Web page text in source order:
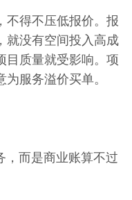
不得不压低报价。报
就没有空间投入高成
目质量就受影响。项
服务溢价买单。
，而是商业账算不过